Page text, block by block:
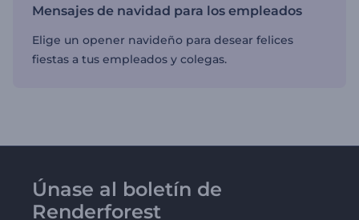
Mensajes de navidad para los empleados
Elige un opener navideño para desear felices
fiestas a tus empleados y colegas.
Únase al boletín de
Renderforest